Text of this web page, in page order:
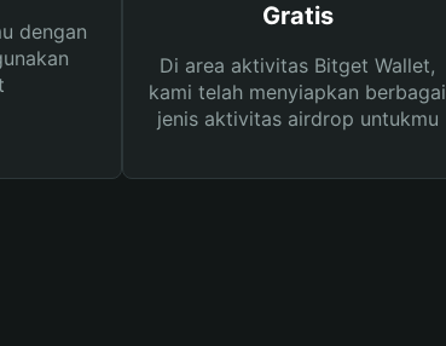
dengan
Gratis
Di area aktivitas Bitget Wallet,
kami telah menyiapkan berbagai
jenis aktivitas airdrop untukmu